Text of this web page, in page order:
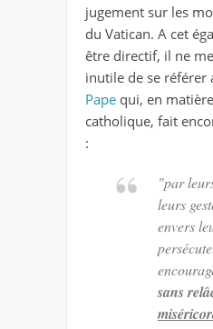
jugement sur les
du Vatican. A cet
être directif, il ne
inutile de se référer
Pape qui, en
catholique, fait
:
"par
leurs
envers
sans